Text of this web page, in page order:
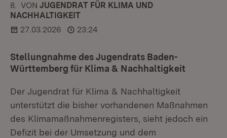
8. KOMMENTAR
VON :JUGENDRAT FÜR KLIMA UND
NACHHALTIGKEIT
27.03.2026
23:24
Stellungnahme des Jugendrats Baden-
Württemberg für Klima & Nachhaltigkeit
Der Jugendrat für Klima & Nachhaltigkeit
unterstützt die bisher vorhandenen Maßnahmen
des Klimamaßnahmenregisters, sieht jedoch ein
Defizit bei der Umsetzung und dem